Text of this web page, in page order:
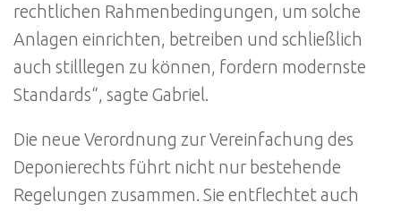
rechtlichen Rahmenbedingungen, um solche
Anlagen einrichten, betreiben und schließlich
auch stilllegen zu können, fordern modernste
Standards“, sagte Gabriel.
Die neue Verordnung zur Vereinfachung des
Deponierechts führt nicht nur bestehende
Regelungen zusammen. Sie entflechtet auch